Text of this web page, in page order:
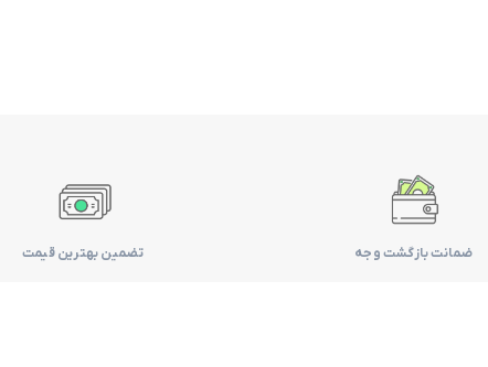
ضمانت بازگشت وجه تضمین بهترین قیمت